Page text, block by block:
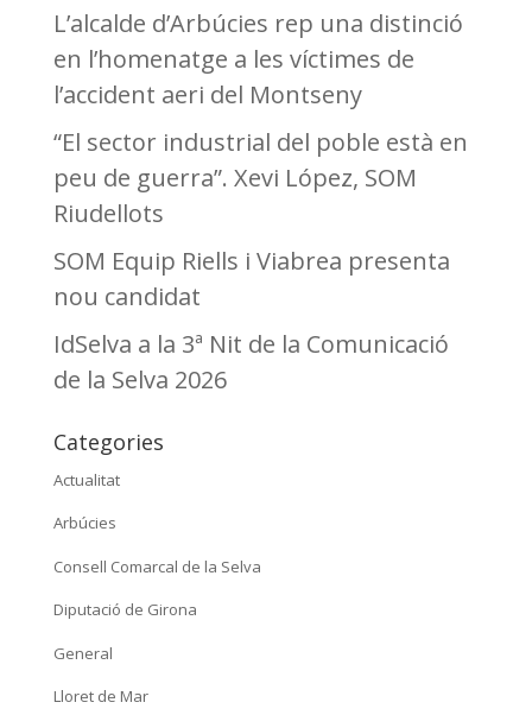
L’alcalde d’Arbúcies rep una distinció
en l’homenatge a les víctimes de
l’accident aeri del Montseny
“El sector industrial del poble està en
peu de guerra”. Xevi López, SOM
Riudellots
SOM Equip Riells i Viabrea presenta
nou candidat
IdSelva a la 3ª Nit de la Comunicació
de la Selva 2026
Categories
Actualitat
Arbúcies
Consell Comarcal de la Selva
Diputació de Girona
General
Lloret de Mar